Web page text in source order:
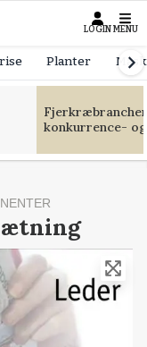
LOGIN MENU
Planter
konkurrence-